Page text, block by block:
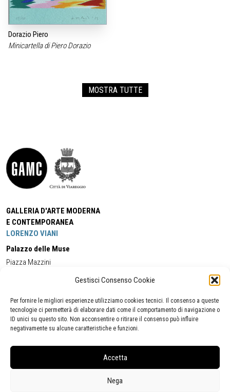
Gestisci Consenso Cookie
Per fornire le migliori esperienze utilizziamo cookies tecnici. Il consenso a queste
tecnologie ci permetterà di elaborare dati come il comportamento di navigazione o
ID unici su questo sito. Non acconsentire o ritirare il consenso può influire
negativamente su alcune caratteristiche e funzioni.
Accetta
Nega
Dorazio Piero
Minicartella di Piero Dorazio
MOSTRA TUTTE
GALLERIA D'ARTE MODERNA
E CONTEMPORANEA
LORENZO VIANI
Palazzo delle Muse
Piazza Mazzini
Cell:+39 338 5714978 (orario apertura Galleria)
Tel:
+39 0584 944580
(orario 09.00/13.00)
Email:gamc@comune.viareggio.lu.it
Segnalazione di inaccessibilità